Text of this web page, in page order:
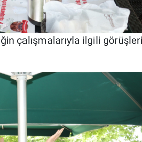
çalışmalarıyla ilgili